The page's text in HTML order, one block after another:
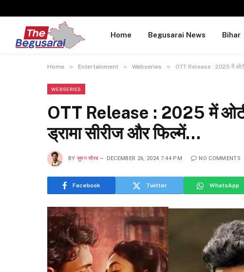
Home Begusarai News Bihar
Home » Entertainment » Webseries » OTT Release : 2025 में
WEBSERIES
OTT Release : 2025 में
ड्रामा सीरीज और फिल्में…
BY सुमन सौरब DECEMBER 26, 2024 7:44 PM NO COMMENTS
Facebook Twitter WhatsApp